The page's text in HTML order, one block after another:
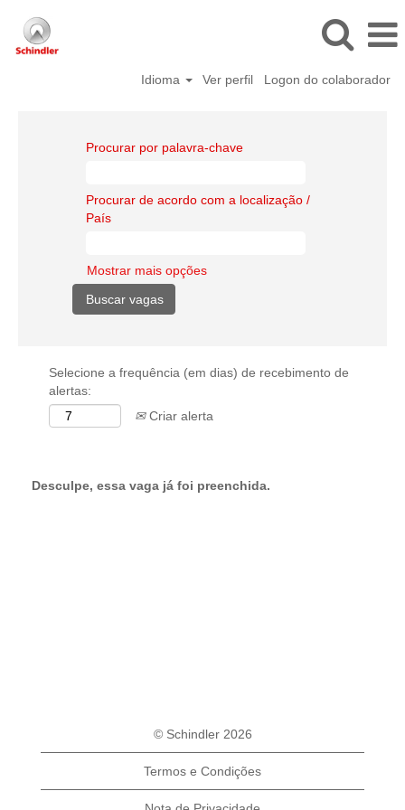
Idioma Ver perfil Logon do colaborador
Procurar por palavra-chave
Procurar de acordo com a localização /
País
Mostrar mais opções
Selecione a frequência (em dias) de recebimento de
alertas:
Criar alerta
Desculpe, essa vaga já foi preenchida.
© Schindler 2026
Termos e Condições